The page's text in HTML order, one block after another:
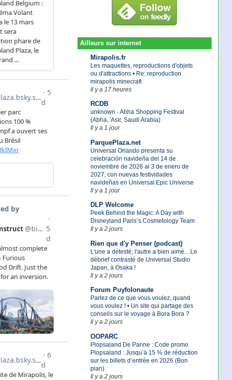
Ailleurs sur internet
Mirapolis.fr
Les maquettes, reproductions d'objets
ou d'attractions • Re: reproduction
mirapolis minecraft
Il y a 17 heures
RCDB
unknown - Abha Shopping Festival
(Abha, 'Asir, Saudi Arabia)
Il y a 1 jour
ParquePlaza.net
Universal Orlando presenta su
celebración navideña del 14 de
noviembre de 2026 al 3 de enero de
2027, con nuevas festividades
navideñas en Universal Epic Universe
Il y a 1 jour
DLP Welcome
Peek Behind the Magic: A Day with
Disneyland Paris’s Cosmetology Team
Il y a 2 jours
Rien que d'y Penser (podcast)
L'une a détesté, l'autre a bien aimé... Le
débrief contrasté de Universal Studio
Japan, à Osaka !
Il y a 2 jours
Forum Puyfolonaute
Parlez de ce que vous voulez, quand
vous voulez ! • Un site qui partage des
conseils sur le voyage à Bora Bora ?
Il y a 2 jours
OOPARC
Plopsaland De Panne : Code promo
Plopsaland : Jusqu’à 15 % de réduction
sur les billets d’entrée en 2026 (Bon
plan)
Il y a 2 jours